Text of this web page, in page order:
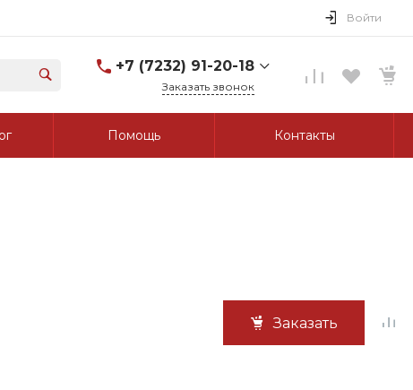
Войти
+7 (7232) 91-20-18
г. Усть-Каменогорск, ул.
Заказать звонок
Помощь Контакты
Заказать